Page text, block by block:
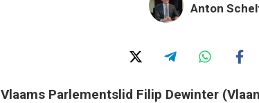
Anton
Vlaams Parlementslid Filip Dewinter